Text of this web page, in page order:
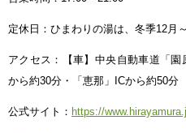
定休日：ひまわりの湯は、冬季12月
アクセス：【車】中央自動車道「
から約30分・「恵那」ICから約50分
公式サイト： https://